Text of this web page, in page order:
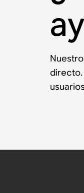
directo.